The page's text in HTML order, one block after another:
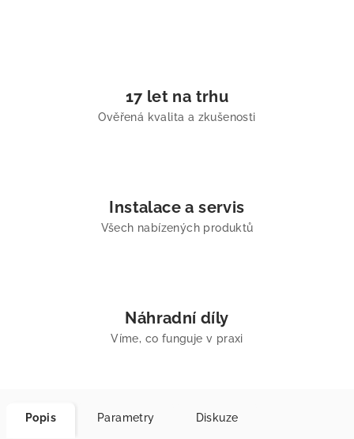
17 let na trhu
Ověřená kvalita a zkušenosti
Instalace a servis
Všech nabízených produktů
Náhradní díly
Víme, co funguje v praxi
Popis Parametry Diskuze